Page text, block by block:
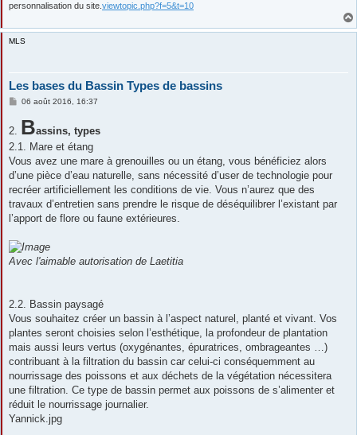
personnalisation du site. viewtopic.php?f=5&t=10
MLS
Les bases du Bassin Types de bassins
M
s
g
e
06 août 2016, 16:37
2. Bassins, types
2.1. Mare et étang
Vous avez une mare à grenouilles ou un étang, vous bénéficiez alors
d’une pièce d’eau naturelle, sans nécessité d’user de technologie pour
recréer artificiellement les conditions de vie. Vous n’aurez que des
travaux d’entretien sans prendre le risque de déséquilibrer l’existant par
l’apport de flore ou faune extérieures.
Avec l'aimable autorisation de Laetitia
2.2. Bassin paysagé
Vous souhaitez créer un bassin à l’aspect naturel, planté et vivant. Vos
plantes seront choisies selon l’esthétique, la profondeur de plantation
mais aussi leurs vertus (oxygénantes, épuratrices, ombrageantes …)
contribuant à la filtration du bassin car celui-ci conséquemment au
nourrissage des poissons et aux déchets de la végétation nécessitera
une filtration. Ce type de bassin permet aux poissons de s’alimenter et
réduit le nourrissage journalier.
Yannick.jpg